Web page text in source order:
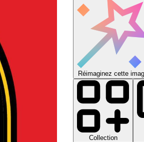
Réimaginez cette
Collection